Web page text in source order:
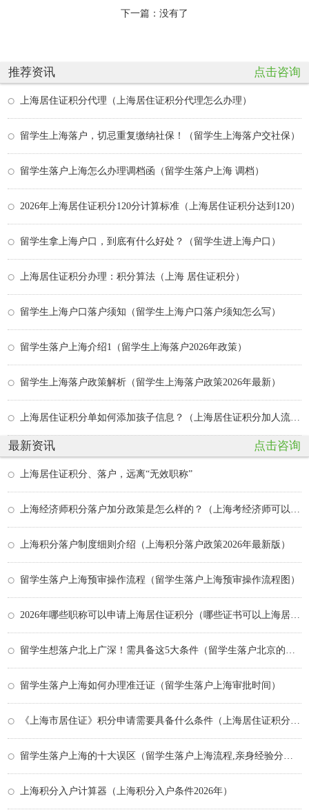
下一篇：没有了
推荐资讯 点击咨询
上海居住证积分代理（上海居住证积分代理怎么办理）
留学生上海落户，切忌重复缴纳社保！（留学生上海落户交社保）
留学生落户上海怎么办理调档函（留学生落户上海 调档）
2026年上海居住证积分120分计算标准（上海居住证积分达到120）
留学生拿上海户口，到底有什么好处？（留学生进上海户口）
上海居住证积分办理：积分算法（上海 居住证积分）
留学生上海户口落户须知（留学生上海户口落户须知怎么写）
留学生落户上海介绍1（留学生上海落户2026年政策）
留学生上海落户政策解析（留学生上海落户政策2026年最新）
最新资讯 点击咨询
上海居住证积分、落户，远离“无效职称”
上海积分落户制度细则介绍（上海积分落户政策2026年最新版）
留学生落户上海预审操作流程（留学生落户上海预审操作流程图）
留学生落户上海如何办理准迁证（留学生落户上海审批时间）
上海积分入户计算器（上海积分入户条件2026年）